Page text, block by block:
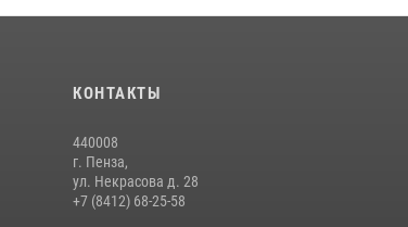
КОНТАКТЫ
440008
г. Пенза,
ул. Некрасова д. 28
+7 (8412) 68-25-58